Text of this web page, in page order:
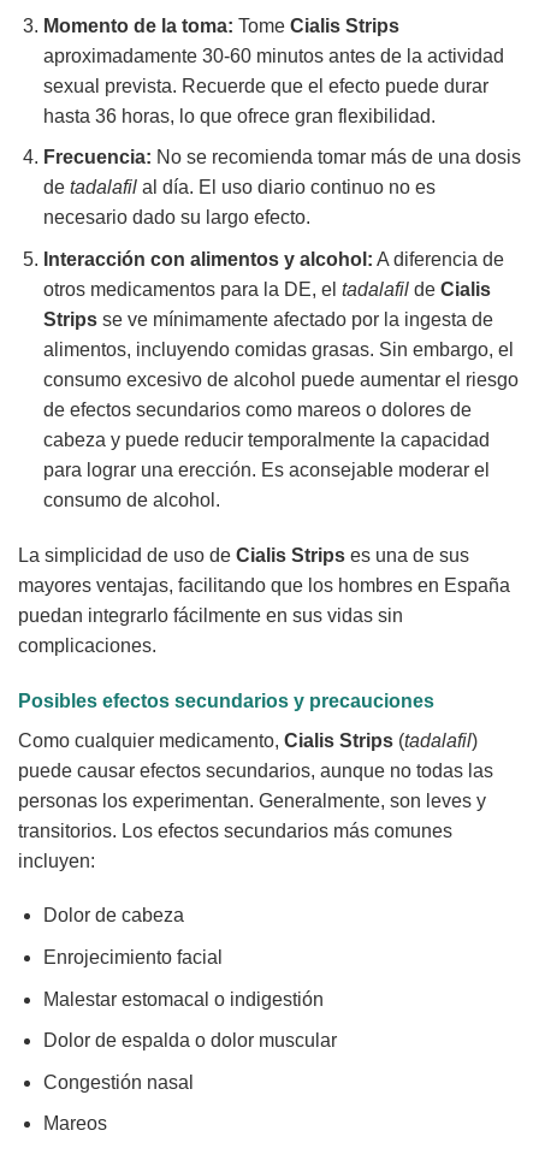
Momento de la toma: Tome Cialis Strips
aproximadamente 30-60 minutos antes de la actividad
sexual prevista. Recuerde que el efecto puede durar
hasta 36 horas, lo que ofrece gran flexibilidad.
Frecuencia: No se recomienda tomar más de una dosis
de tadalafilal día. El uso diario continuo no es
necesario dado su largo efecto.
Interacción con alimentos y alcohol: A diferencia de
otros medicamentos para la DE, el tadalafilde Cialis
Stripsse ve mínimamente afectado por la ingesta de
alimentos, incluyendo comidas grasas. Sin embargo, el
consumo excesivo de alcohol puede aumentar el riesgo
de efectos secundarios como mareos o dolores de
cabeza y puede reducir temporalmente la capacidad
para lograr una erección. Es aconsejable moderar el
consumo de alcohol.
La simplicidad de uso de Cialis Strips es una de sus
mayores ventajas, facilitando que los hombres en España
puedan integrarlo fácilmente en sus vidas sin
complicaciones.
Posibles efectos secundarios y precauciones
Como cualquier medicamento, Cialis Strips (tadalafil)
puede causar efectos secundarios, aunque no todas las
personas los experimentan. Generalmente, son leves y
transitorios. Los efectos secundarios más comunes
incluyen:
Dolor de cabeza
Enrojecimiento facial
Malestar estomacal o indigestión
Dolor de espalda o dolor muscular
Congestión nasal
Mareos